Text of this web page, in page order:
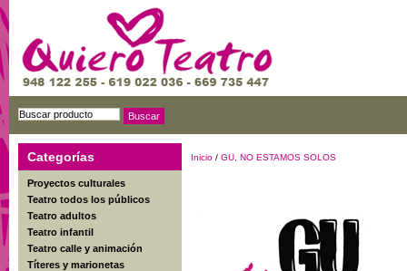
Categorías
Proyectos culturales
Teatro todos los públicos
Teatro adultos
Teatro infantil
Teatro calle y animación
Títeres y marionetas
Inicio / GU, NO ESTAMOS SOLOS